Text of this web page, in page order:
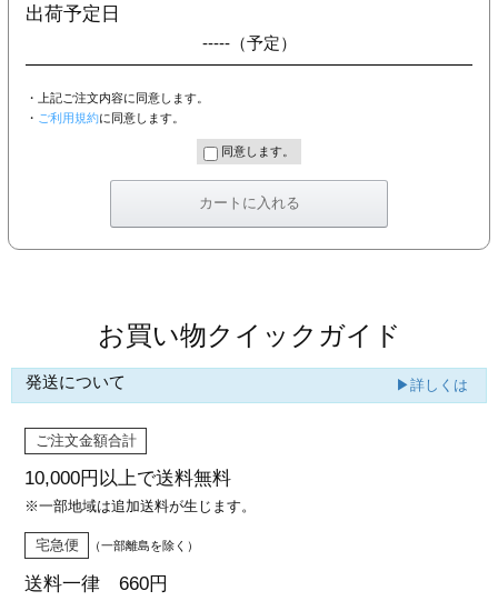
出荷予定日
-----（予定）
・上記ご注文内容に同意します。
・ ご利用規約に同意します。
同意します。
お買い物クイックガイド
発送について ▶詳しくは
ご注文金額合計
10,000円以上で送料無料
※一部地域は追加送料が生じます。
宅急便 （一部離島を除く）
送料一律 660円